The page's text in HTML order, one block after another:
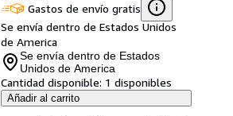
Gastos de envío gratis
Se envía dentro de Estados Unidos
de America
Se envía dentro de Estados
Unidos de America
Cantidad disponible: 1 disponibles
Añadir al carrito